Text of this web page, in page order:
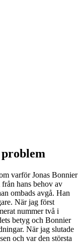
varför Jonas Bonnier
hans behov av
ombads avgå. Han
När jag först
nummer två i
betyg och Bonnier
När jag slutade
och var den största